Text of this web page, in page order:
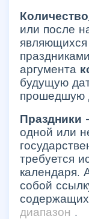
или после
аргумента
будущую
прошедшую
Праздники
одной или
требуется
календаря.
собой
диапазон .